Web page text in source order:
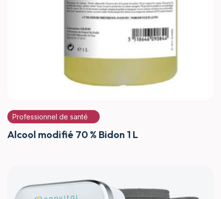
Professionnel de santé
Alcool modifié 70 % Bidon 1 L